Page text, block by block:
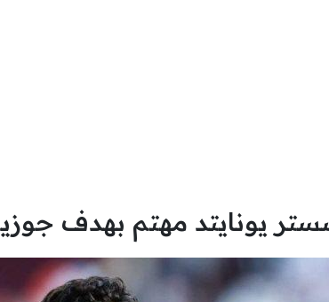
يونايتد مهتم بهدف